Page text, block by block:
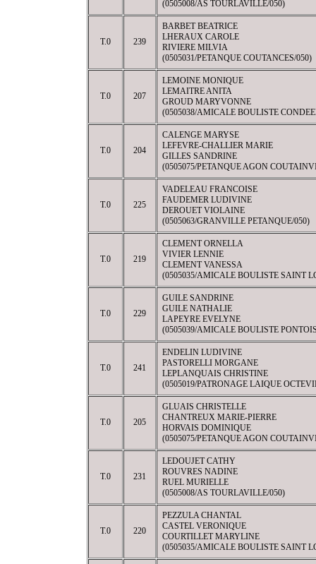
(0505008/AS TOURLAVILLE/050)
T.0 239
BARBET BEATRICE
LHERAUX CAROLE
RIVIERE MILVIA
(0505031/PETANQUE COUTANCES/050)
T.0 207
LEMOINE MONIQUE
LEMAITRE ANITA
GROUD MARYVONNE
(0505038/AMICALE BOULISTE
T.0 204
CALENGE MARYSE
LEFEVRE-CHALLIER MARIE
GILLES SANDRINE
(0505075/PETANQUE AGON
T.0 225
VADELEAU FRANCOISE
FAUDEMER LUDIVINE
DEROUET VIOLAINE
(0505063/GRANVILLE PETANQUE/050)
T.0 219
CLEMENT ORNELLA
VIVIER LENNIE
CLEMENT VANESSA
(0505035/AMICALE BOULISTE SAINT
T.0 229
GUILE SANDRINE
GUILE NATHALIE
LAPEYRE EVELYNE
(0505039/AMICALE BOULISTE
T.0 241
ENDELIN LUDIVINE
PASTORELLI MORGANE
LEPLANQUAIS CHRISTINE
(0505019/PATRONAGE LAIQUE
T.0 205
GLUAIS CHRISTELLE
CHANTREUX MARIE-PIERRE
HORVAIS DOMINIQUE
(0505075/PETANQUE AGON
T.0 231
LEDOUJET CATHY
ROUVRES NADINE
RUEL MURIELLE
(0505008/AS TOURLAVILLE/050)
T.0 220
PEZZULA CHANTAL
CASTEL VERONIQUE
COURTILLET MARYLINE
(0505035/AMICALE BOULISTE SAINT